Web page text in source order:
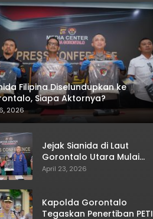
Filipina Diselundupkan ke
Siapa Aktornya?
2026
Jejak Sianida di Laut
Gorontalo Utara Mulai
Terkuak
April 23, 2026
Kapolda Gorontalo
Tegaskan Penertiban PETI